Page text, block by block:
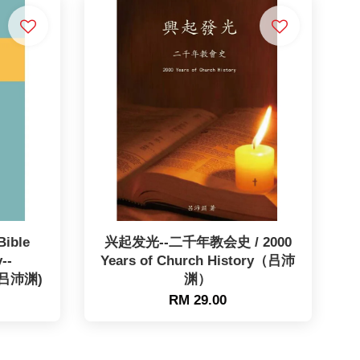
沛渊)
兴起发光--二千年教会史 / 2000
Years of Church History（吕沛
渊）
RM 29.00